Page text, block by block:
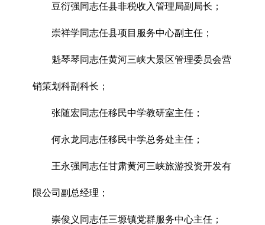
豆衍强同志任县非税收入管理局副局长；
崇祥学同志任县项目服务中心副主任；
魁琴琴同志任黄河三峡大景区管理委员会营
销策划科副科长；
张随宏同志任移民中学教研室主任；
何永龙同志任移民中学总务处主任；
王永强同志任甘肃黄河三峡旅游投资开发有
限公司副总经理；
崇俊义同志任三塬镇党群服务中心主任；